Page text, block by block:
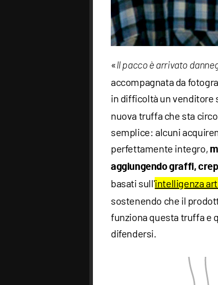
«Il pacco è arrivato
accompagnata da
in difficoltà un venditore
nuova truffa che sta
semplice: alcuni
perfettamente integro,
aggiungendo graffi,
basati sull'intelligenza
sostenendo che il
funziona questa truffa e
difendersi.